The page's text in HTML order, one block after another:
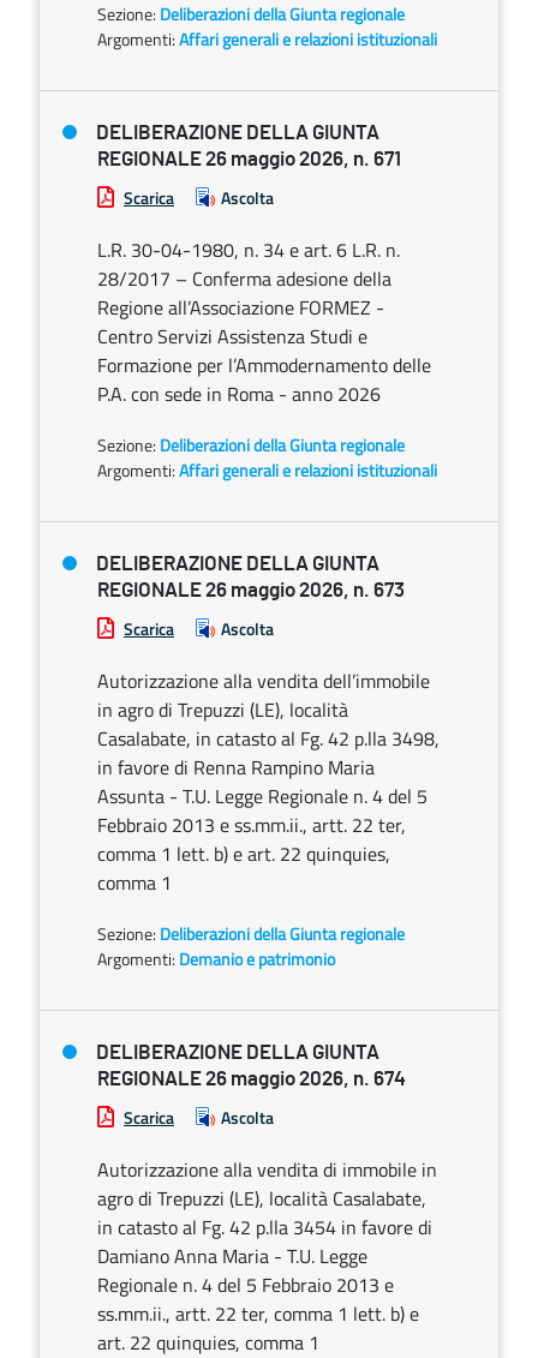
Sezione: Deliberazioni della Giunta regionale
Argomenti:Affari generali e relazioni istituzionali
DELIBERAZIONE DELLA GIUNTA
REGIONALE 26 maggio 2026, n. 671
Scarica Ascolta
L.R. 30-04-1980, n. 34 e art. 6 L.R. n.
28/2017 – Conferma adesione della
Regione all’Associazione FORMEZ -
Centro Servizi Assistenza Studi e
Formazione per l’Ammodernamento delle
P.A. con sede in Roma - anno 2026
Sezione: Deliberazioni della Giunta regionale
Argomenti:Affari generali e relazioni istituzionali
DELIBERAZIONE DELLA GIUNTA
REGIONALE 26 maggio 2026, n. 673
Scarica Ascolta
Autorizzazione alla vendita dell’immobile
in agro di Trepuzzi (LE), località
Casalabate, in catasto al Fg. 42 p.lla 3498,
in favore di Renna Rampino Maria
Assunta - T.U. Legge Regionale n. 4 del 5
Febbraio 2013 e ss.mm.ii., artt. 22 ter,
comma 1 lett. b) e art. 22 quinquies,
comma 1
Sezione: Deliberazioni della Giunta regionale
Argomenti: Demanio e patrimonio
DELIBERAZIONE DELLA GIUNTA
REGIONALE 26 maggio 2026, n. 674
Scarica Ascolta
Autorizzazione alla vendita di immobile in
agro di Trepuzzi (LE), località Casalabate,
in catasto al Fg. 42 p.lla 3454 in favore di
Damiano Anna Maria - T.U. Legge
Regionale n. 4 del 5 Febbraio 2013 e
ss.mm.ii., artt. 22 ter, comma 1 lett. b) e
art. 22 quinquies, comma 1